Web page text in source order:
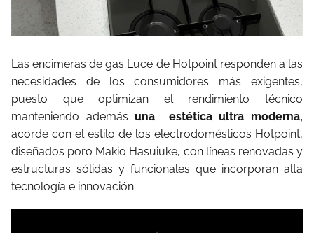
Las encimeras de gas Luce de Hotpoint responden a las
necesidades de los consumidores más exigentes,
puesto que optimizan el rendimiento técnico
manteniendo ademásuna
estética ultra moderna,
acorde con el estilo de los electrodomésticos Hotpoint,
diseñados poro Makio Hasuiuke, con líneas renovadas y
estructuras sólidas y funcionales que incorporan alta
tecnología e innovación.